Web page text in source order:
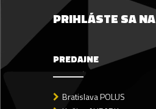
PRIHLÁSTE SA
PREDAJNE
Bratislava POLUS